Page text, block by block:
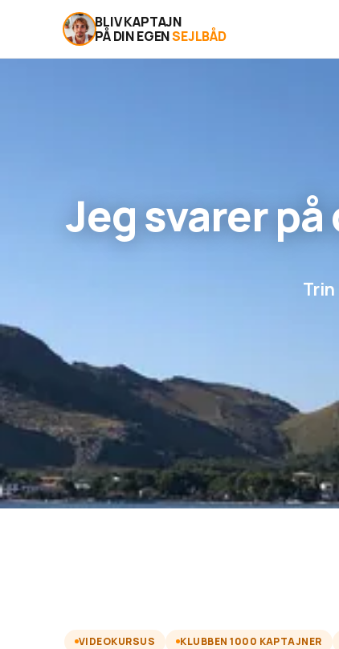
BLIV KAPTAJN
PÅ DIN EGENSEJLBÅD
Jeg svarer
VIDEOKURSUS KLUBBEN 1000 KAPTAJNER